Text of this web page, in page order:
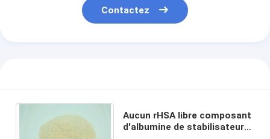
Contactez
Aucun rHSA libre composant
d'albumine de stabilisateur